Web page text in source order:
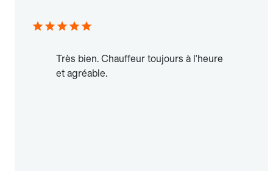
Très bien. Chauffeur toujours à l'heure
et agréable.